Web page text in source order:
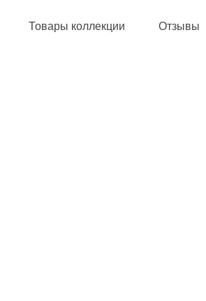
Товары коллекции Отзывы